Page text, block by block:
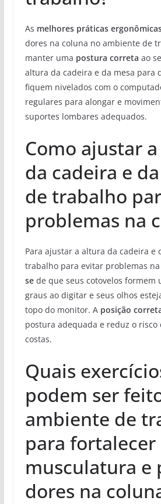
As melhores práticas
dores na coluna no ambiente de
manter uma postura correta ao
altura da cadeira e da mesa para
fiquem nivelados com o
regulares para alongar e
suportes lombares adequados.
Como ajustar
da cadeira e
de trabalho
problemas na
Para ajustar a altura da cadeira e
trabalho para evitar problemas
sede que seus cotovelos formem
graus ao digitar e seus olhos
topo do monitor. A posição
postura adequada e reduz o risco
costas.
Quais
podem ser
ambiente de
para fortalecer
musculatura e
dores na